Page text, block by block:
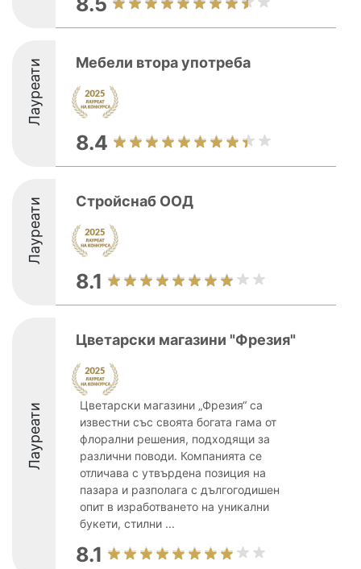
Лауреати Мебели втора употреба
8.4
Лауреати Стройснаб ООД
8.1
Лауреати
Цветарски магазини "Фрезия"
Цветарски магазини „Фрезия“ са
известни със своята богата гама от
флорални решения, подходящи за
различни поводи. Компанията се
отличава с утвърдена позиция на
пазара и разполага с дългогодишен
опит в изработването на уникални
букети, стилни ...
8.1